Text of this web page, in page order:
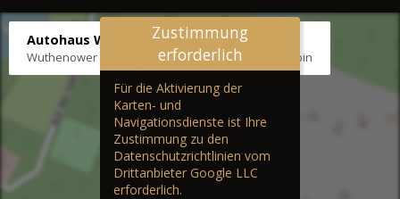
Autohaus Wernicke
Wuthenower Str. 12b, 16827 Neuruppin OT Alt Ruppin
Zustimmung
erforderlich
Für die Aktivierung der
Karten- und
Navigationsdienste ist Ihre
Zustimmung zu den
Datenschutzrichtlinien vom
Drittanbieter Google LLC
erforderlich.